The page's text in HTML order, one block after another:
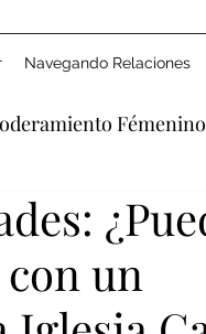
Navegando Relaciones
Fémenino
Era Digital
un